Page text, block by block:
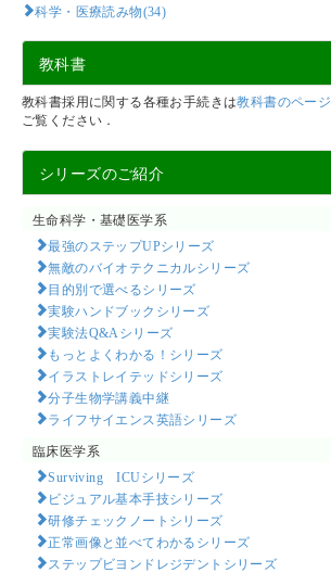
科学・医療読み物(34)
教科書
教科書採用に関する各種お手続きは教科書のページ
ご覧ください．
シリーズのご紹介
生命科学・基礎医学系
最強のステップUPシリーズ
無敵のバイオテクニカルシリーズ
目的別で選べるシリーズ
実験ハンドブックシリーズ
実験法Q&Aシリーズ
もっとよくわかる！シリーズ
イラストレイテッドシリーズ
分子生物学講義中継
ライフサイエンス英語シリーズ
臨床医学系
Surviving ICUシリーズ
ビジュアル基本手技シリーズ
研修チェックノートシリーズ
正常画像と並べてわかるシリーズ
ステップビヨンドレジデントシリーズ